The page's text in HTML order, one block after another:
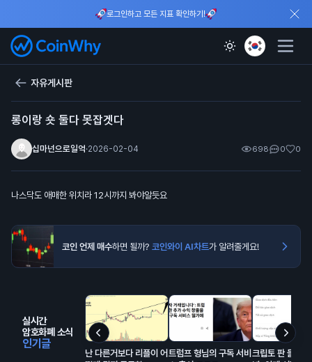
로그인하고 모든 지표 확인하기!
자유게시판
롱이랑 숏 둘다 못잡겟다
십마넌으로일억·2026-02-04 698 0 0
나스닥도 애매한 위치라 12시까지 봐야알듯요
코인 언제 매수하면 될까? 코인와이 AI차트가 알려줄게요!
실시간
암호화폐 소식
인기글
난 다른거보다 리플이 어트럼프 형님의 구독 서비크립토 판 들어